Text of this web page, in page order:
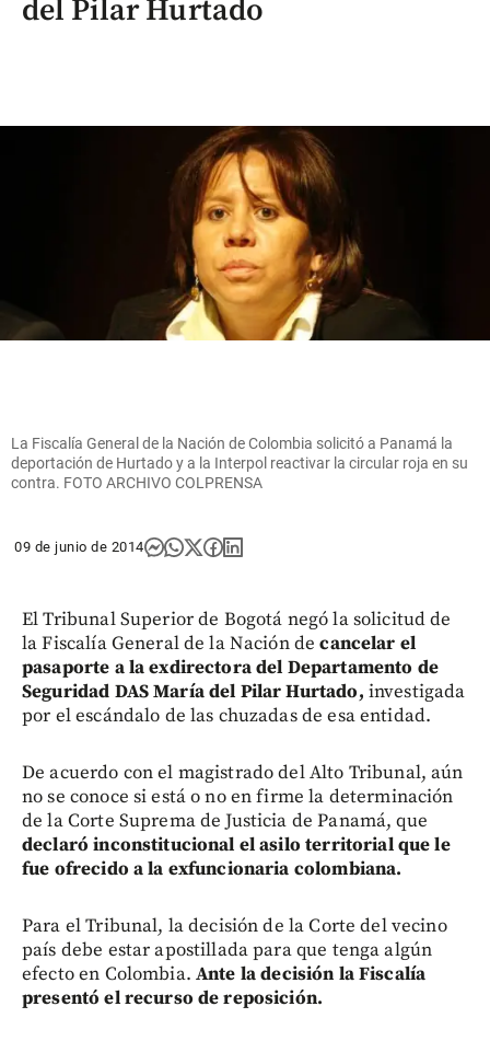
del Pilar Hurtado
La Fiscalía General de la Nación de Colombia solicitó a Panamá la
deportación de Hurtado y a la Interpol reactivar la circular roja en su
contra. FOTO ARCHIVO COLPRENSA
09 de junio de 2014
El Tribunal Superior de Bogotá negó la solicitud de
la Fiscalía General de la Nación decancelar el
pasaporte a la exdirectora del Departamento de
Seguridad DAS María del Pilar Hurtado, investigada
por el escándalo de las chuzadas de esa entidad.
De acuerdo con el magistrado del Alto Tribunal, aún
no se conoce si está o no en firme la determinación
de la Corte Suprema de Justicia de Panamá, que
declaró inconstitucional el asilo territorial que le
fue ofrecido a la exfuncionaria colombiana.
Para el Tribunal, la decisión de la Corte del vecino
país debe estar apostillada para que tenga algún
efecto en Colombia. Ante la decisión la Fiscalía
presentó el recurso de reposición.